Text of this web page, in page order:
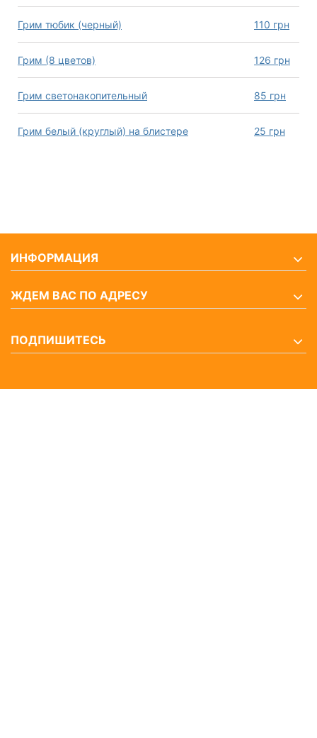
Грим тюбик (черный) 110 грн
Грим (8 цветов) 126 грн
Грим светонакопительный 85 грн
Грим белый (круглый) на блистере 25 грн
ИНФОРМАЦИЯ
ЖДЕМ ВАС ПО АДРЕСУ
ПОДПИШИТЕСЬ